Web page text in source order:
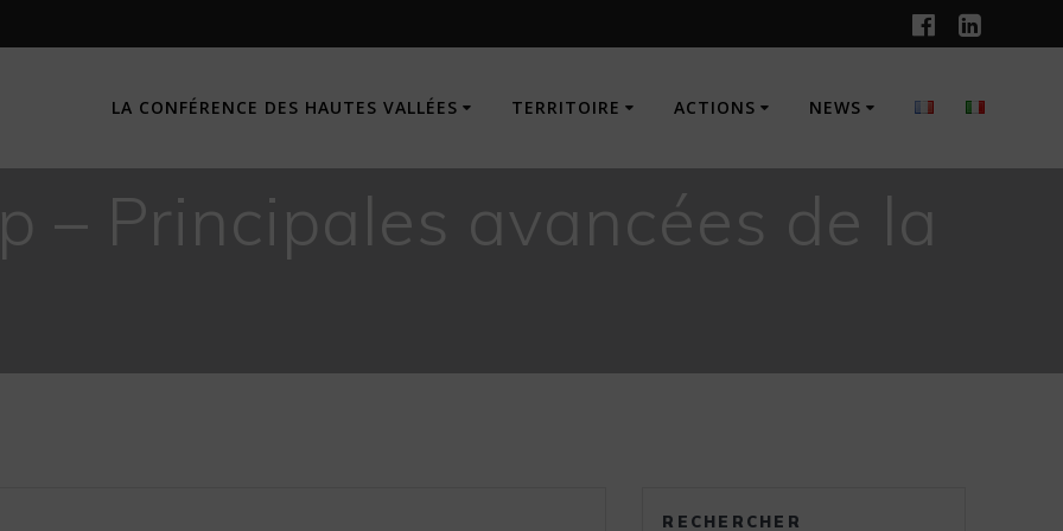
LA CONFÉRENCE DES HAUTES VALLÉES TERRITOIRE ACTIONS NEWS
– Principales avancées de la
RECHERCHER